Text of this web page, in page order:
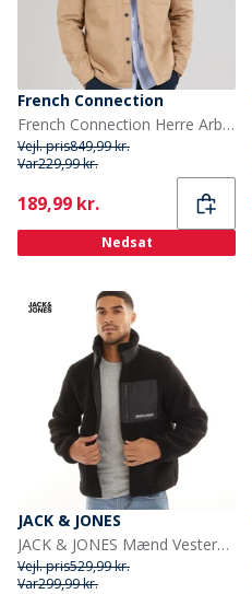
French Connection
French Connection Herre Arbejdsjakke Borg Kamel
Vejl. pris849,99 kr.
Var229,99 kr.
Current
189,99 kr.
Nedsat
JACK & JONES
JACK & JONES Mænd Vesterbro Teddy Jakke Sort
Vejl. pris529,99 kr.
Var299,99 kr.